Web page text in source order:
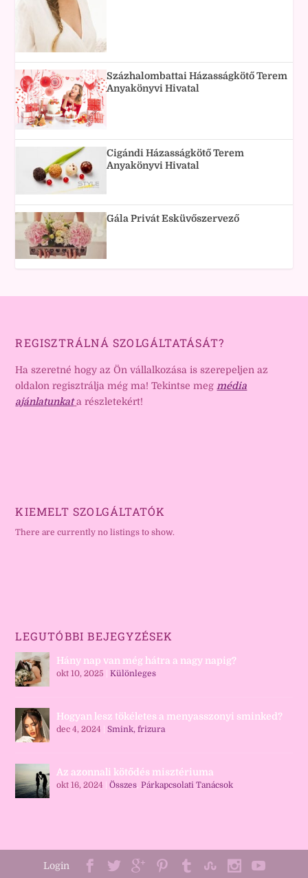
Százhalombattai Házasságkötő Terem
Anyakönyvi Hivatal
Cigándi Házasságkötő Terem
Anyakönyvi Hivatal
Gála Privát Esküvőszervező
REGISZTRÁLNÁ SZOLGÁLTATÁSÁT?
Ha szeretné hogy az Ön vállalkozása is szerepeljen az
oldalon regisztrálja még ma! Tekintse meg média
ajánlatunkat a részletekért!
KIEMELT SZOLGÁLTATÓK
There are currently no listings to show.
LEGUTÓBBI BEJEGYZÉSEK
Hány nap van még hátra a nagy napig?
okt 10, 2025 |Különleges
Hogyan lesz tökéletes a menyasszonyi sminked?
dec 4, 2024 |Smink, frizura
Az azonnali kötődés misztériuma
okt 16, 2024 |Összes ,Párkapcsolati Tanácsok
Login